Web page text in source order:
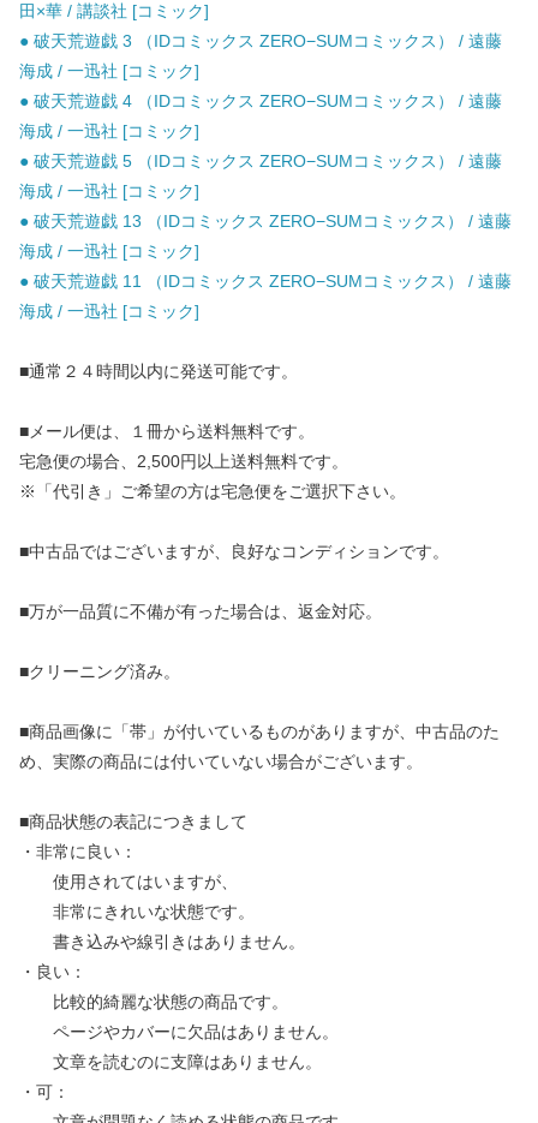
田×華 / 講談社 [コミック]
● 破天荒遊戯 3 （IDコミックス ZERO−SUMコミックス） / 遠藤
海成 / 一迅社 [コミック]
● 破天荒遊戯 4 （IDコミックス ZERO−SUMコミックス） / 遠藤
海成 / 一迅社 [コミック]
● 破天荒遊戯 5 （IDコミックス ZERO−SUMコミックス） / 遠藤
海成 / 一迅社 [コミック]
● 破天荒遊戯 13 （IDコミックス ZERO−SUMコミックス） / 遠藤
海成 / 一迅社 [コミック]
● 破天荒遊戯 11 （IDコミックス ZERO−SUMコミックス） / 遠藤
海成 / 一迅社 [コミック]
■通常２４時間以内に発送可能です。
■メール便は、１冊から送料無料です。
宅急便の場合、2,500円以上送料無料です。
※「代引き」ご希望の方は宅急便をご選択下さい。
■中古品ではございますが、良好なコンディションです。
■万が一品質に不備が有った場合は、返金対応。
■クリーニング済み。
■商品画像に「帯」が付いているものがありますが、中古品のた
め、実際の商品には付いていない場合がございます。
■商品状態の表記につきまして
・非常に良い：
使用されてはいますが、
非常にきれいな状態です。
書き込みや線引きはありません。
・良い：
比較的綺麗な状態の商品です。
ページやカバーに欠品はありません。
文章を読むのに支障はありません。
・可：